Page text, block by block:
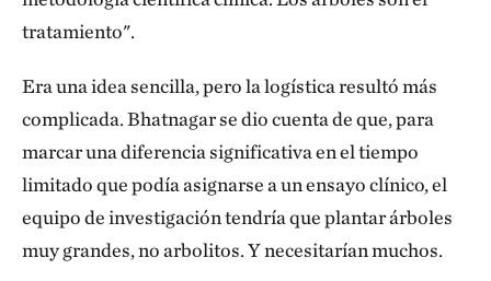
inflamatoria. Creemos que estos bajos niveles de
inflamación crónica contribuyen a la mayoría de las
cardiopatías, cáncer, asma, etc. En las enfermedades
cardiovasculares, los niveles bajos de inflamación en
los vasos sanguíneos forman placas que a veces se
rompen y dan lugar a infartos y apoplejías. Cada vez
que se produce un pico de contaminación del aire,
seis horas después se produce un pico de infartos.
tratamiento".
Era una idea sencilla, pero la logística resultó más
complicada. Bhatnagar se dio cuenta de que, para
marcar una diferencia significativa en el tiempo
limitado que podía asignarse a un ensayo clínico, el
equipo de investigación tendría que plantar árboles
muy grandes, no arbolitos. Y necesitarían muchos.